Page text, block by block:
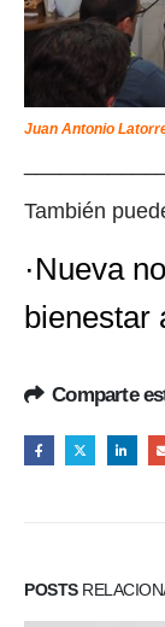
Juan Antonio
También
·Nueva
bienestar
Comparte
POSTS